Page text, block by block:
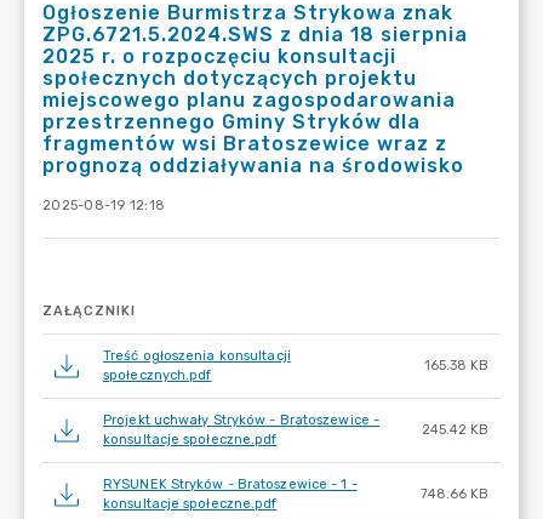
Ogłoszenie Burmistrza Strykowa znak
ZPG.6721.5.2024.SWS z dnia 18 sierpnia
2025 r. o rozpoczęciu konsultacji
społecznych dotyczących projektu
miejscowego planu zagospodarowania
przestrzennego Gminy Stryków dla
fragmentów wsi Bratoszewice wraz z
prognozą oddziaływania na środowisko
2025-08-19 12:18
ZAŁĄCZNIKI
Treść ogłoszenia konsultacji
społecznych.pdf
165.38 KB
Projekt uchwały Stryków - Bratoszewice -
konsultacje społeczne.pdf
245.42 KB
RYSUNEK Stryków - Bratoszewice - 1 -
konsultacje społeczne.pdf
748.66 KB